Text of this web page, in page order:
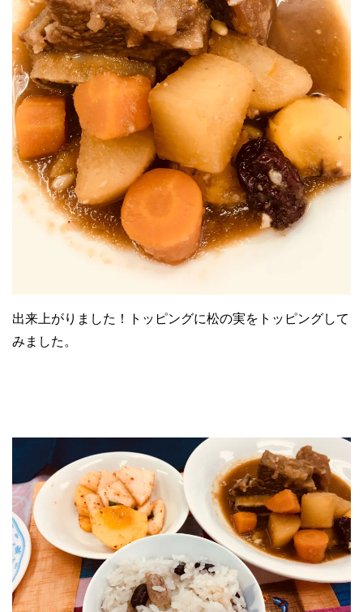
出来上がりました！トッピングに松の実をトッピングして
みました。